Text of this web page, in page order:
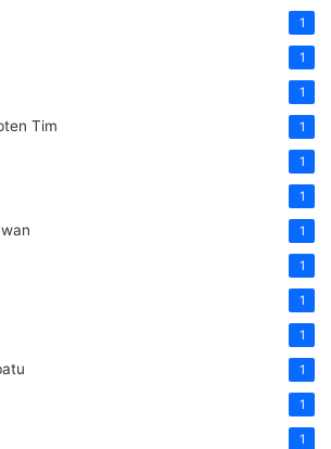
1
1
1
Tim 1
1
1
1
1
1
1
1
1
1